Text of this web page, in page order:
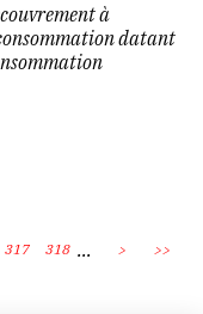
à
datant
317 318 ... > >>